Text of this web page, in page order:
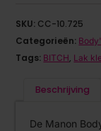
SKU: CC-10.725
Categorieën:
Tags: BITCH, Lak
Beschrijving
De Manon